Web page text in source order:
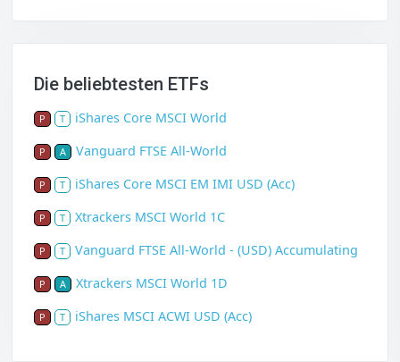
Die beliebtesten ETFs
P T iShares Core MSCI World
P A Vanguard FTSE All-World
P T iShares Core MSCI EM IMI USD (Acc)
P T Xtrackers MSCI World 1C
P T Vanguard FTSE All-World - (USD) Accumulating
P A Xtrackers MSCI World 1D
P T iShares MSCI ACWI USD (Acc)